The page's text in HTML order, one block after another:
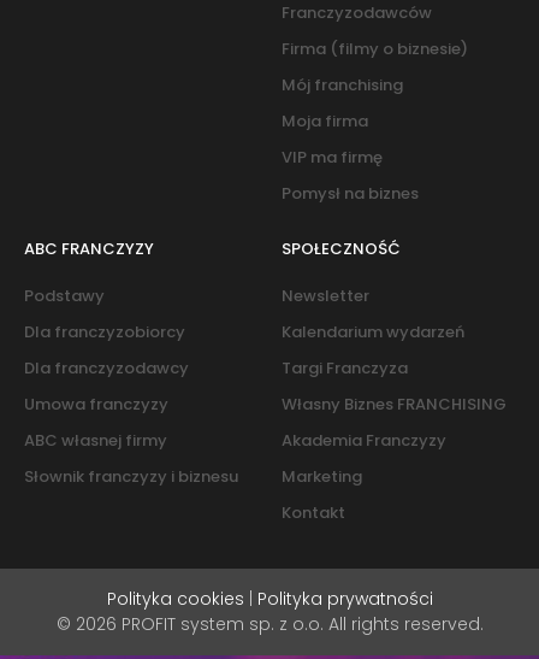
Franczyzodawców
Firma (filmy o biznesie)
Mój franchising
Moja firma
VIP ma firmę
Pomysł na biznes
ABC FRANCZYZY
Podstawy
Dla franczyzobiorcy
Dla franczyzodawcy
Umowa franczyzy
ABC własnej firmy
Słownik franczyzy i biznesu
SPOŁECZNOŚĆ
Newsletter
Kalendarium wydarzeń
Targi Franczyza
Własny Biznes FRANCHISING
Akademia Franczyzy
Marketing
Kontakt
Polityka cookies
Polityka prywatności
© 2026 PROFIT system sp. z o.o. All rights reserved.